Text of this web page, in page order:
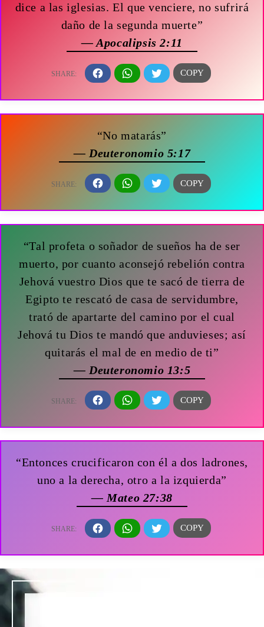
dice a las iglesias. El que venciere, no sufrirá
daño de la segunda muerte”
— Apocalipsis 2:11
“No matarás”
— Deuteronomio 5:17
“Tal profeta o soñador de sueños ha de ser
muerto, por cuanto aconsejó rebelión contra
Jehová vuestro Dios que te sacó de tierra de
Egipto te rescató de casa de servidumbre,
trató de apartarte del camino por el cual
Jehová tu Dios te mandó que anduvieses; así
quitarás el mal de en medio de ti”
— Deuteronomio 13:5
“Entonces crucificaron con él a dos ladrones,
uno a la derecha, otro a la izquierda”
— Mateo 27:38